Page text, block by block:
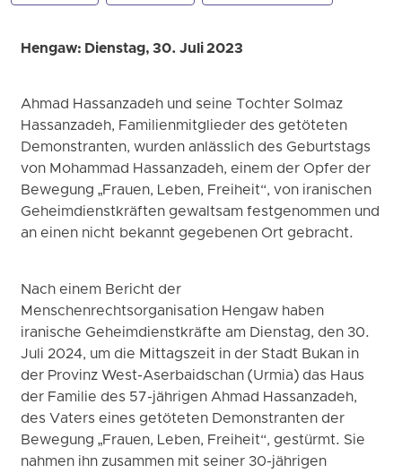
Hengaw: Dienstag, 30. Juli 2023
Ahmad Hassanzadeh und seine Tochter Solmaz
Hassanzadeh, Familienmitglieder des getöteten
Demonstranten, wurden anlässlich des Geburtstags
von Mohammad Hassanzadeh, einem der Opfer der
Bewegung „Frauen, Leben, Freiheit“, von iranischen
Geheimdienstkräften gewaltsam festgenommen und
an einen nicht bekannt gegebenen Ort gebracht.
Nach einem Bericht der
Menschenrechtsorganisation Hengaw haben
iranische Geheimdienstkräfte am Dienstag, den 30.
Juli 2024, um die Mittagszeit in der Stadt Bukan in
der Provinz West-Aserbaidschan (Urmia) das Haus
der Familie des 57-jährigen Ahmad Hassanzadeh,
des Vaters eines getöteten Demonstranten der
Bewegung „Frauen, Leben, Freiheit“, gestürmt. Sie
nahmen ihn zusammen mit seiner 30-jährigen